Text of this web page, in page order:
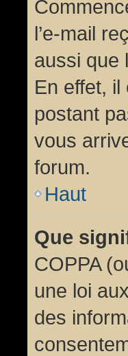
l’e-mail
aussi que
En effet,
postant
vous
forum.
Haut
Que
COPPA
une loi
des